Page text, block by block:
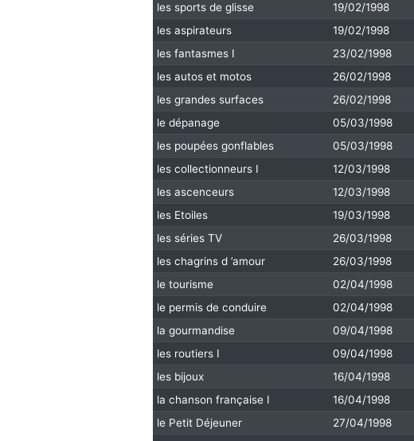
les sports de glisse
19/02/1998
les aspirateurs
19/02/1998
les fantasmes I
23/02/1998
les autos et motos
26/02/1998
les grandes surfaces
26/02/1998
le dépanage
05/03/1998
les poupées gonflables
05/03/1998
les collectionneurs I
12/03/1998
les ascenceurs
12/03/1998
les Etoiles
19/03/1998
les séries TV
26/03/1998
les chagrins d ’amour
26/03/1998
le tourisme
02/04/1998
le permis de conduire
02/04/1998
la gourmandise
09/04/1998
les routiers I
09/04/1998
les bijoux
16/04/1998
la chanson française I
16/04/1998
le Petit Déjeuner
27/04/1998